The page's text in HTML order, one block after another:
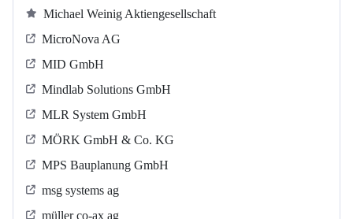
Michael Weinig Aktiengesellschaft
MicroNova AG
MID GmbH
Mindlab Solutions GmbH
MLR System GmbH
MÖRK GmbH & Co. KG
MPS Bauplanung GmbH
msg systems ag
müller co-ax ag